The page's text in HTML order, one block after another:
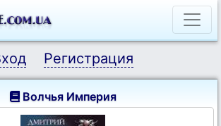
Регистрация
Волчья Империя